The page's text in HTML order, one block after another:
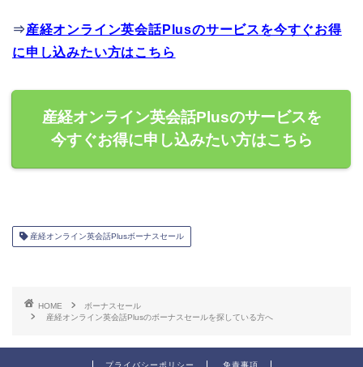
⇒産経オンライン英会話Plusのサービスを今すぐお得
に申し込みたい方はこちら
産経オンライン英会話Plusのサービスを
今すぐお得に申し込みたい方はこちら
産経オンライン英会話Plusボーナスセール
HOME
ボーナスセール
産経オンライン英会話Plusのボーナスセールを探している方へ
プライバシーポリシー 免責事項